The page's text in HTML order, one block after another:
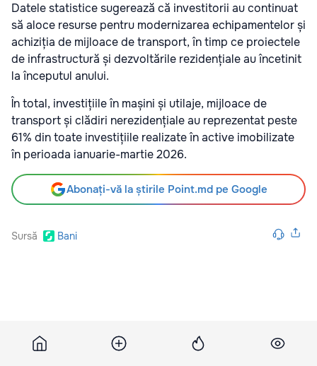
Datele statistice sugerează că investitorii au continuat
să aloce resurse pentru modernizarea echipamentelor și
achiziția de mijloace de transport, în timp ce proiectele
de infrastructură și dezvoltările rezidențiale au încetinit
la începutul anului.
În total, investițiile în mașini și utilaje, mijloace de
transport și clădiri nerezidențiale au reprezentat peste
61% din toate investițiile realizate în active imobilizate
în perioada ianuarie-martie 2026.
Abonați-vă la știrile Point.md pe Google
Sursă Bani